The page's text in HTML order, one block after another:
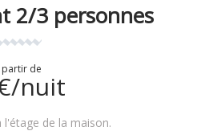
2/3 personnes
partir de
nuit
de la maison.